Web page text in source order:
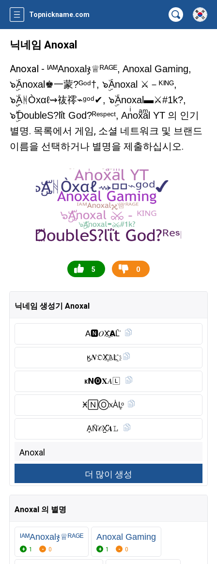
Topnickname.com
닉네임 Anoxal
Anoxal - ᴵᴬᴹAnoxalჯ♕ᴿᴬᴳᴱ, Anoxal Gaming,
๖ۣۜAnoxal♚一蒙?ᴳᵒᵈ†, ๖ۣۜAnoxal ⚔－ᴷᴵᴺᴳ,
๖ۣۣۜАᚻÒxαℓ⇝鿆鿅⌁ᵍᵒᵈ✔, ๖ۣۜAnoxal▬⚔#1k?,
๖ۣۜƊoubleS?lΐt God?ᴿᵉˢᵖᵉᶜᵗ, Anͥoxͣaͫl YT 의 인기
별명. 목록에서 게임, 소셜 네트워크 및 브랜드
이름을 선택하거나 별명을 제출하십시오.
5 0
닉네임 생성기 Anoxal
𝖠🅽︎𝑂X҈𝗔L̑̈
ӄ𝑵𝔒X҈𝙰L҈
ҝ𝗡🅞︎𝐗𝐴🄻
Ӿ🄽Ⓞ︎᥊A̾L̥ͦ
ḀN̆̈𝒪X̺͆𝑨𝙻
Anoxal 의 별명
ᴵᴬᴹAnoxalჯ♕ᴿᴬᴳᴱ
1 0
Anoxal Gaming
1 0